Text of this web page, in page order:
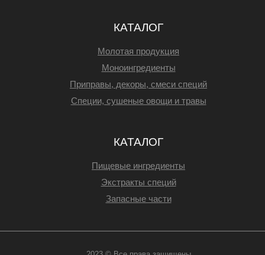
КАТАЛОГ
Молотая продукция
Моноингредиенты
Приправы, декоры, смеси специй
Специи, сушеные овощи и травы
КАТАЛОГ
Пищевые ингредиенты
Экстракты специй
Запасные части